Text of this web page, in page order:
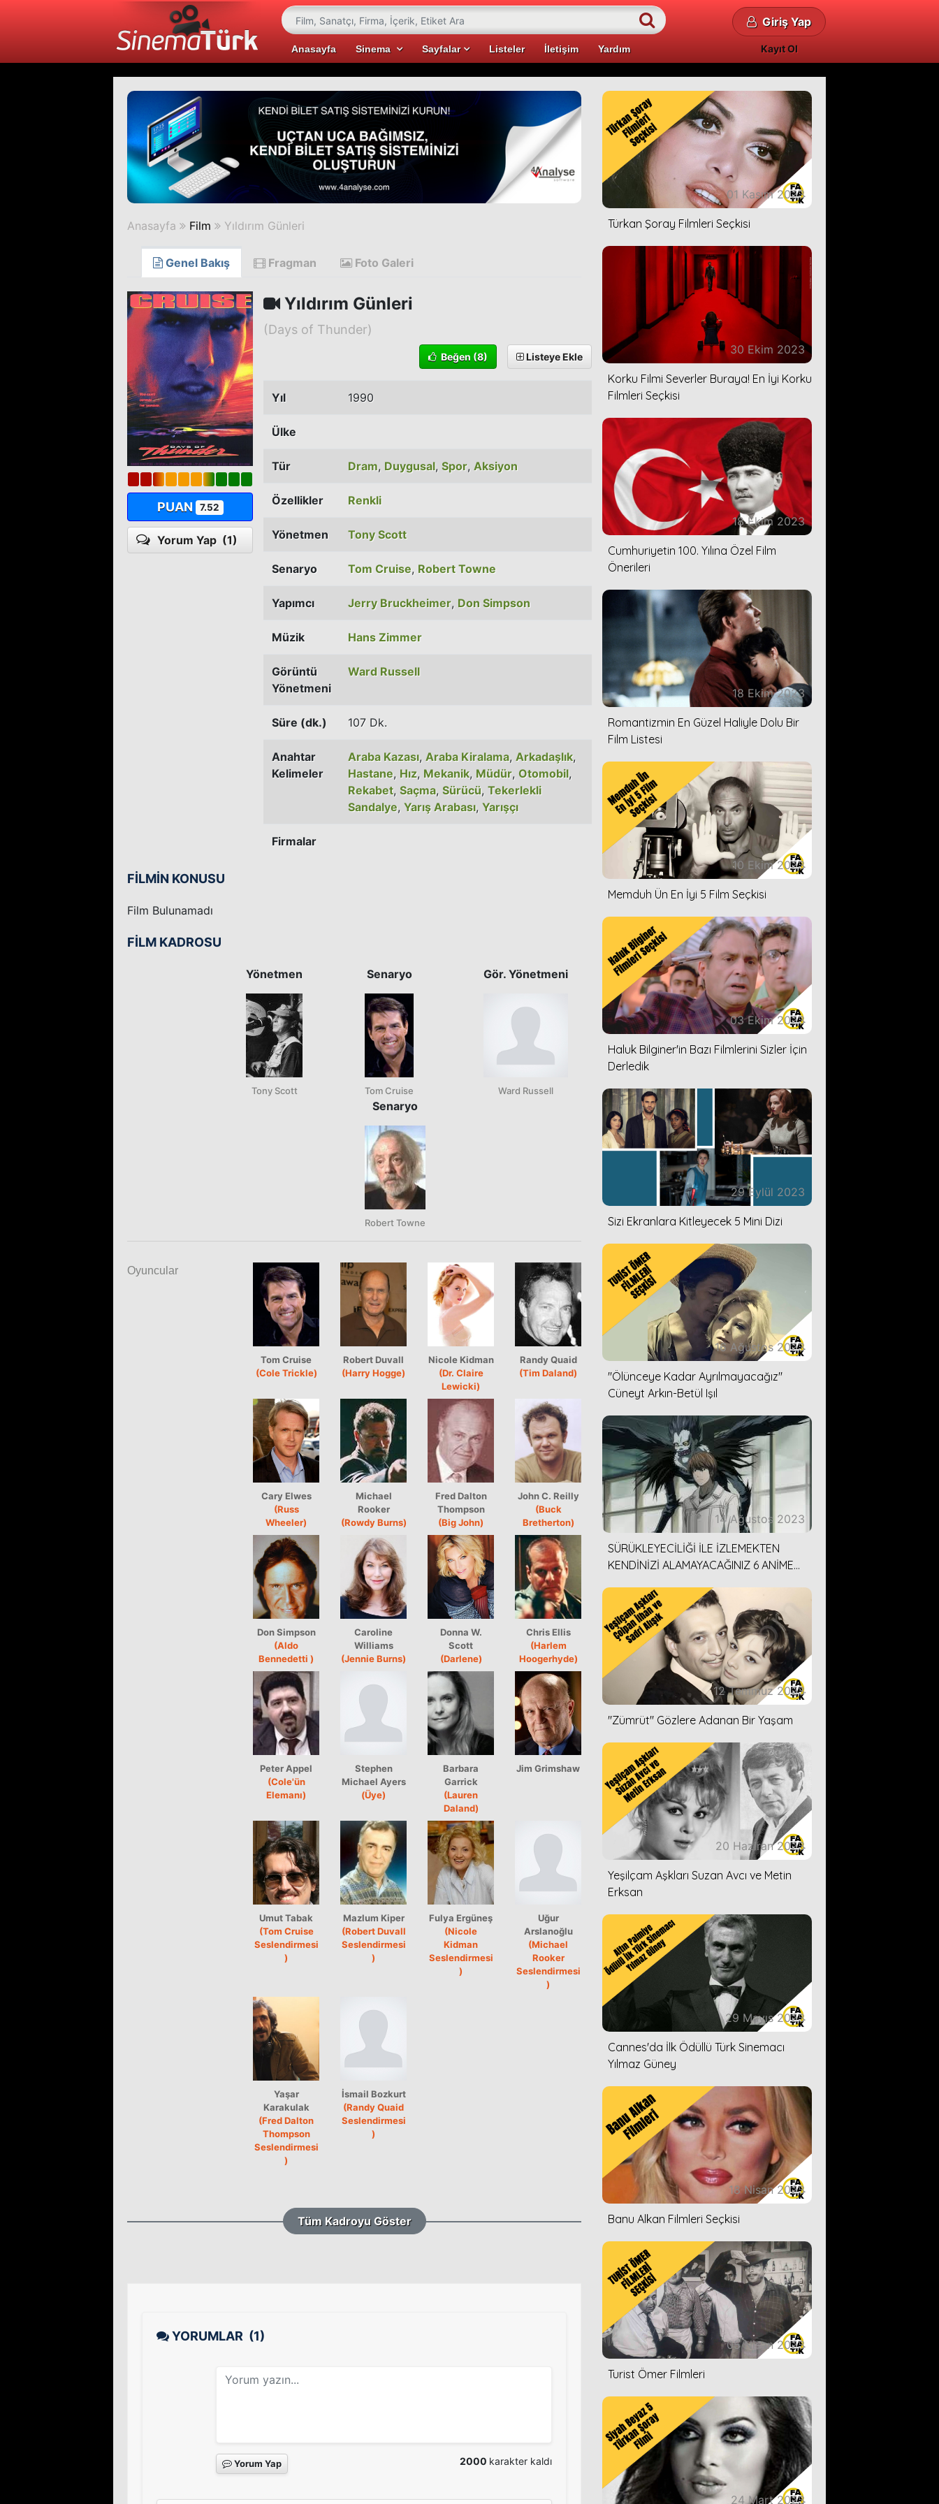
Anasayfa Sinema Sayfalar Listeler İletişim Yardım
Giriş Yap
Kayıt Ol
Anasayfa Film Yıldırım Günleri
Genel Bakış Fragman Foto Galeri
PUAN 7.52
Yorum Yap (1)
Yıldırım Günleri
(Days of Thunder)
Beğen (8) Listeye Ekle
Yıl 1990
Ülke
Tür Dram, Duygusal, Spor, Aksiyon
Özellikler Renkli
Yönetmen Tony Scott
Senaryo Tom Cruise, Robert Towne
Yapımcı Jerry Bruckheimer, Don Simpson
Müzik Hans Zimmer
Görüntü
Yönetmeni
Ward Russell
Süre (dk.) 107 Dk.
Anahtar
Kelimeler
Araba Kazası, Araba Kiralama, Arkadaşlık,
Hastane, Hız, Mekanik, Müdür, Otomobil,
Rekabet, Saçma, Sürücü, Tekerlekli
Sandalye, Yarış Arabası, Yarışçı
Firmalar
FİLMİN KONUSU
Film Bulunamadı
FİLM KADROSU
Yönetmen
Tony Scott
Senaryo
Tom Cruise
Senaryo
Robert Towne
Gör. Yönetmeni
Ward Russell
Oyuncular
Tom Cruise
(Cole Trickle)
Robert Duvall
(Harry Hogge)
Nicole Kidman
(Dr. Claire
Lewicki)
Randy Quaid
(Tim Daland)
Cary Elwes
(Russ
Wheeler)
Michael
Rooker
(Rowdy Burns)
Fred Dalton
Thompson
(Big John)
John C. Reilly
(Buck
Bretherton)
Don Simpson
(Aldo
Bennedetti )
Caroline
Williams
(Jennie Burns)
Donna W.
Scott
(Darlene)
Chris Ellis
(Harlem
Hoogerhyde)
Peter Appel
(Cole'ün
Elemanı)
Stephen
Michael Ayers
(Üye)
Barbara
Garrick
(Lauren
Daland)
Jim Grimshaw
Umut Tabak
(Tom Cruise
Seslendirmesi
)
Mazlum Kiper
(Robert Duvall
Seslendirmesi
)
Fulya Ergüneş
(Nicole
Kidman
Seslendirmesi
)
Uğur
Arslanoğlu
(Michael
Rooker
Seslendirmesi
)
Yaşar
Karakulak
(Fred Dalton
Thompson
Seslendirmesi
)
İsmail Bozkurt
(Randy Quaid
Seslendirmesi
)
Tüm Kadroyu Göster
YORUMLAR (1)
Yorum Yap 2000 karakter kaldı
01 Kasım 2023
Türkan Şoray Filmleri Seçkisi
30 Ekim 2023
Korku Filmi Severler Buraya! En İyi Korku
Filmleri Seçkisi
18 Ekim 2023
Cumhuriyetin 100. Yılına Özel Film
Önerileri
18 Ekim 2023
Romantizmin En Güzel Haliyle Dolu Bir
Film Listesi
10 Ekim 2023
Memduh Ün En İyi 5 Film Seçkisi
03 Ekim 2023
Haluk Bilginer'in Bazı Filmlerini Sizler İçin
Derledik
29 Eylül 2023
Sizi Ekranlara Kitleyecek 5 Mini Dizi
16 Ağustos 2023
''Ölünceye Kadar Ayrılmayacağız''
Cüneyt Arkın-Betül Işıl
14 Ağustos 2023
SÜRÜKLEYECİLİĞİ İLE İZLEMEKTEN
KENDİNİZİ ALAMAYACAĞINIZ 6 ANİME
12 Temmuz 2023
''Zümrüt'' Gözlere Adanan Bir Yaşam
20 Haziran 2023
Yeşilçam Aşkları Suzan Avcı ve Metin
Erksan
29 Mayıs 2023
Cannes'da İlk Ödüllü Türk Sinemacı
Yılmaz Güney
18 Nisan 2023
Banu Alkan Filmleri Seçkisi
05 Nisan 2023
Turist Ömer Filmleri
24 Mart 2023